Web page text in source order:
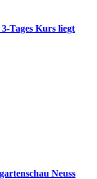
Tages Kurs liegt
Neuss